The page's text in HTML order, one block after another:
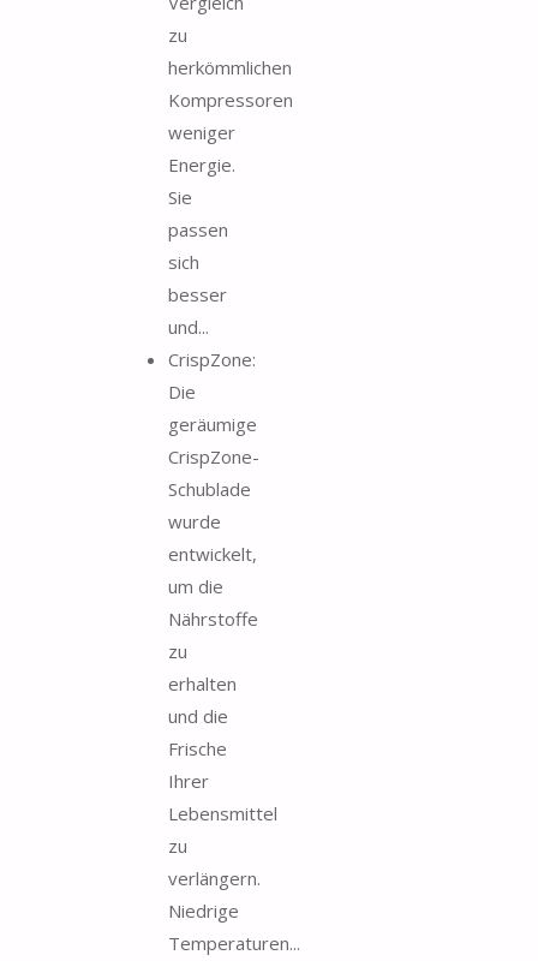
zu
herkömmlichen
Kompressoren
weniger
Energie.
Sie
passen
sich
besser
und...
CrispZone:
Die
geräumige
CrispZone-
Schublade
wurde
entwickelt,
um die
Nährstoffe
zu
erhalten
und die
Frische
Ihrer
Lebensmittel
zu
verlängern.
Niedrige
Temperaturen...